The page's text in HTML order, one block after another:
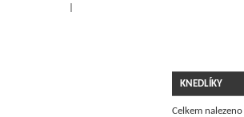
KNEDLÍKY
Celkem nalezeno